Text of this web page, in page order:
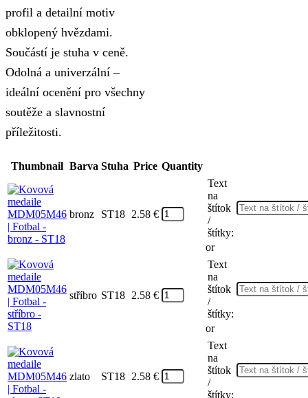
profil a detailní motiv
obklopený hvězdami.
Součástí je stuha v ceně.
Odolná a univerzální –
ideální ocenění pro všechny
soutěže a slavnostní
příležitosti.
Thumbnail Barva Stuha Price Quantity
bronz ST18 2.58 €
Text
na
štítok
/
štítky:
or
stříbro ST18 2.58 €
Text
na
štítok
/
štítky:
or
zlato ST18 2.58 €
Text
na
štítok
/
štítky: